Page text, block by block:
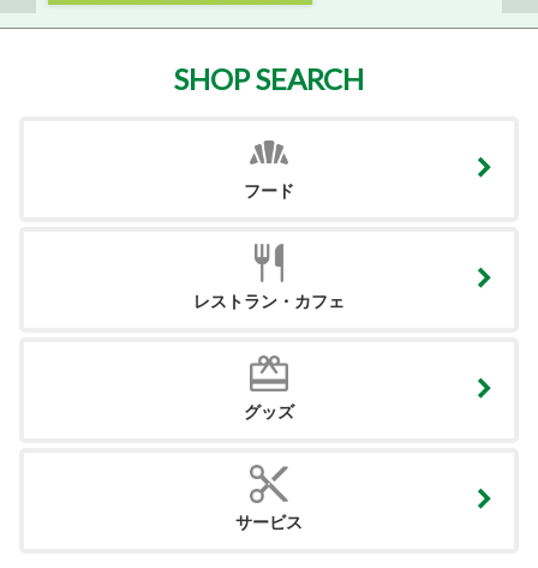
SHOP SEARCH
フード
レストラン・カフェ
グッズ
サービス